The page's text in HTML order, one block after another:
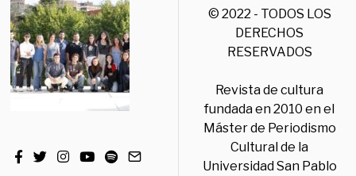
© 2022 - TODOS LOS
DERECHOS
RESERVADOS
Revista de cultura
fundada en 2010 en el
Máster de Periodismo
Cultural de la
Universidad San Pablo